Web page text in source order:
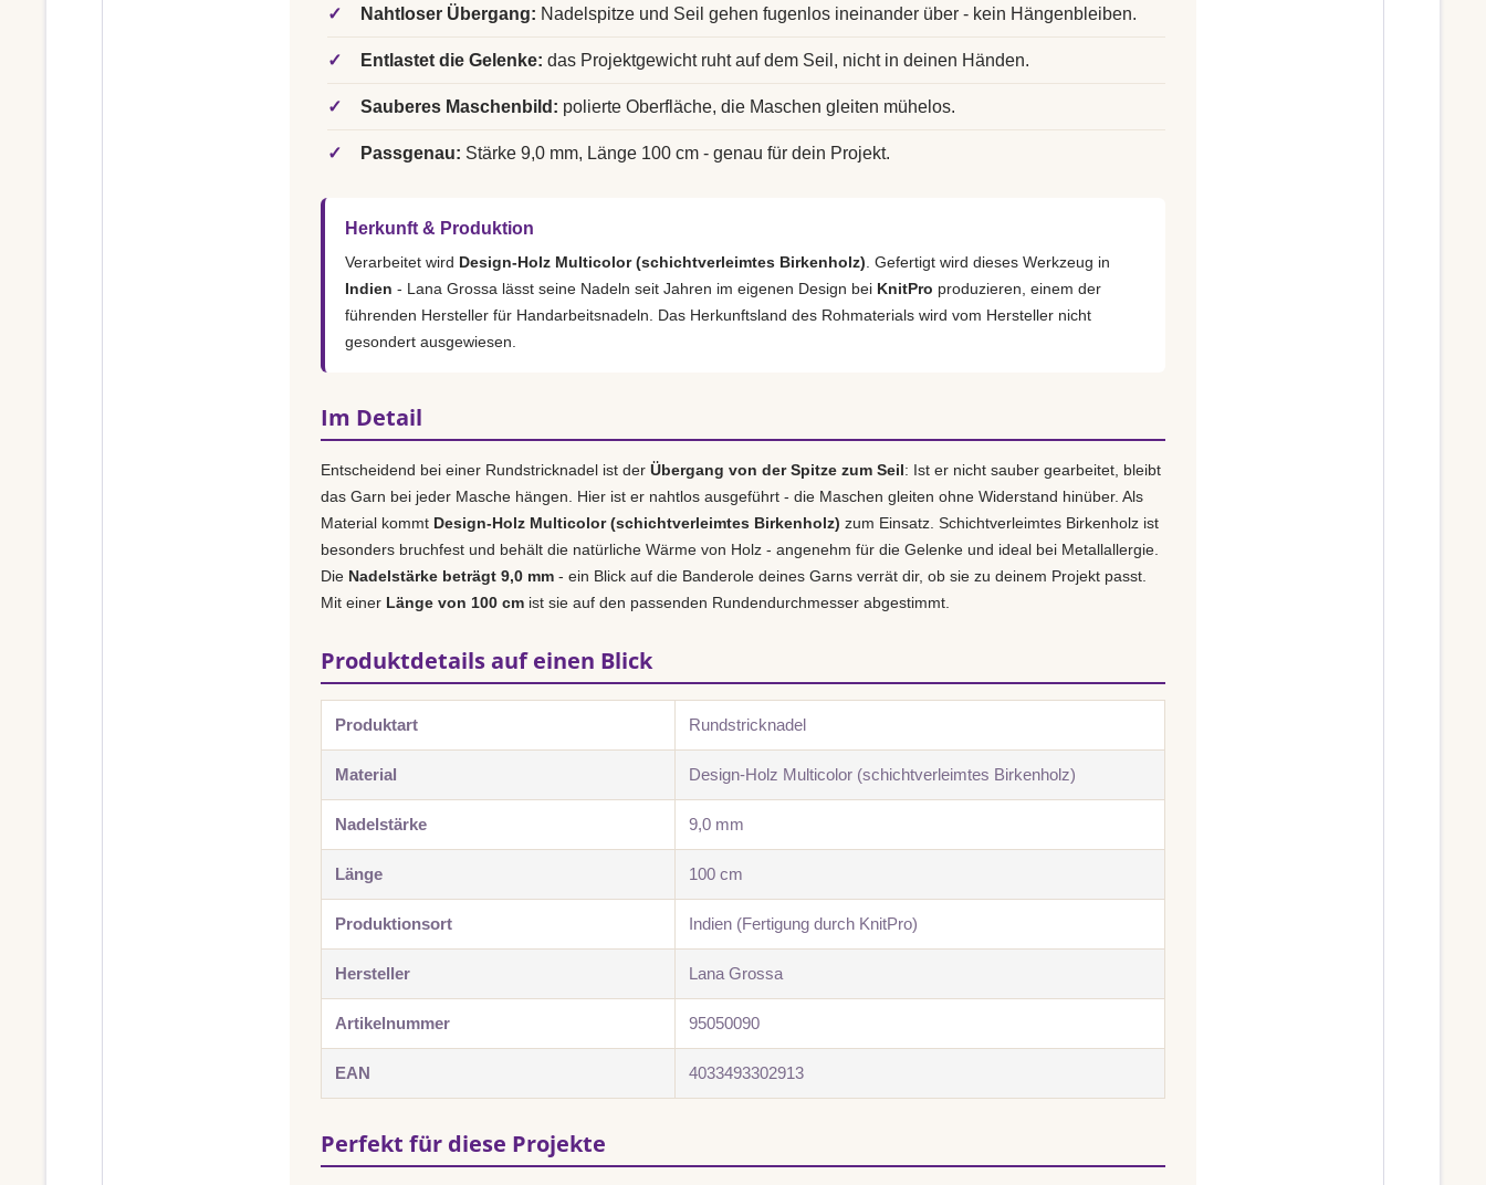
✓ Nahtloser Übergang: Nadelspitze und Seil gehen fugenlos ineinander über - kein Hängenbleiben.
✓ Entlastet die Gelenke: das Projektgewicht ruht auf dem Seil, nicht in deinen Händen.
✓ Sauberes Maschenbild: polierte Oberfläche, die Maschen gleiten mühelos.
✓ Passgenau: Stärke 9,0 mm, Länge 100 cm - genau für dein Projekt.
Herkunft & Produktion
Verarbeitet wird Design-Holz Multicolor (schichtverleimtes Birkenholz) . Gefertigt wird dieses Werkzeug in
Indien - Lana Grossa lässt seine Nadeln seit Jahren im eigenen Design bei KnitPro produzieren, einem der
führenden Hersteller für Handarbeitsnadeln. Das Herkunftsland des Rohmaterials wird vom Hersteller nicht
gesondert ausgewiesen.
Im Detail
Entscheidend bei einer Rundstricknadel ist der Übergang von der Spitze zum Seil: Ist er nicht sauber gearbeitet, bleibt
das Garn bei jeder Masche hängen. Hier ist er nahtlos ausgeführt - die Maschen gleiten ohne Widerstand hinüber. Als
Material kommt Design-Holz Multicolor (schichtverleimtes Birkenholz) zum Einsatz. Schichtverleimtes Birkenholz ist
besonders bruchfest und behält die natürliche Wärme von Holz - angenehm für die Gelenke und ideal bei Metallallergie.
Die Nadelstärke beträgt 9,0 mm - ein Blick auf die Banderole deines Garns verrät dir, ob sie zu deinem Projekt passt.
Mit einer Länge von 100 cm ist sie auf den passenden Rundendurchmesser abgestimmt.
Produktdetails auf einen Blick
Produktart Rundstricknadel
Material Design-Holz Multicolor (schichtverleimtes Birkenholz)
Nadelstärke 9,0 mm
Länge 100 cm
Produktionsort Indien (Fertigung durch KnitPro)
Hersteller Lana Grossa
Artikelnummer 95050090
EAN 4033493302913
Perfekt für diese Projekte